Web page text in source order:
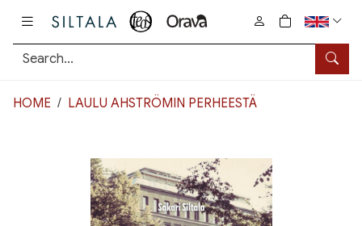
0
tuotetta
HOME LAULU AHSTRÖMIN PERHEESTÄ